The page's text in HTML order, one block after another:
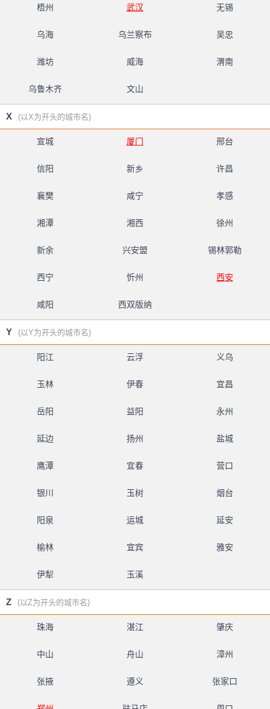
梧州 武汉 无锡
乌海 乌兰察布 吴忠
潍坊 威海 渭南
乌鲁木齐 文山
X (以X为开头的城市名)
宣城 厦门 邢台
信阳 新乡 许昌
襄樊 咸宁 孝感
湘潭 湘西 徐州
新余 兴安盟 锡林郭勒
西宁 忻州 西安
咸阳 西双版纳
Y (以Y为开头的城市名)
阳江 云浮 义乌
玉林 伊春 宜昌
岳阳 益阳 永州
延边 扬州 盐城
鹰潭 宜春 营口
银川 玉树 烟台
阳泉 运城 延安
榆林 宜宾 雅安
伊犁 玉溪
Z (以Z为开头的城市名)
珠海 湛江 肇庆
中山 舟山 漳州
张掖 遵义 张家口